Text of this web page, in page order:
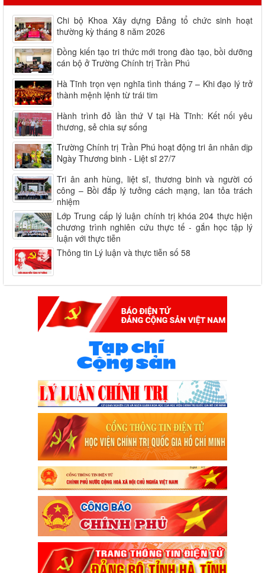
Chi bộ Khoa Xây dựng Đảng tổ chức sinh hoạt
thường kỳ tháng 8 năm 2026
Đồng kiến tạo tri thức mới trong đào tạo, bồi dưỡng
cán bộ ở Trường Chính trị Trần Phú
Hà Tĩnh trọn vẹn nghĩa tình tháng 7 – Khi đạo lý trở
thành mệnh lệnh từ trái tim
Hành trình đỏ lần thứ V tại Hà Tĩnh: Kết nối yêu
thương, sẻ chia sự sống
Trường Chính trị Trần Phú hoạt động tri ân nhân dịp
Ngày Thương binh - Liệt sĩ 27/7
Tri ân anh hùng, liệt sĩ, thương binh và người có
công – Bồi đắp lý tưởng cách mạng, lan tỏa trách
nhiệm
Lớp Trung cấp lý luận chính trị khóa 204 thực hiện
chương trình nghiên cứu thực tế - gắn học tập lý
luận với thực tiễn
Thông tin Lý luận và thực tiễn số 58